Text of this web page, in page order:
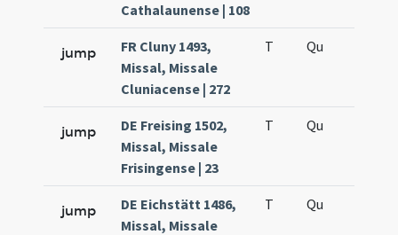
Cathalaunense | 108
jump
FR Cluny 1493,
Missal, Missale
Cluniacense | 272
T Qu
jump
DE Freising 1502,
Missal, Missale
Frisingense | 23
T Qu
jump
DE Eichstätt 1486,
Missal, Missale
T Qu